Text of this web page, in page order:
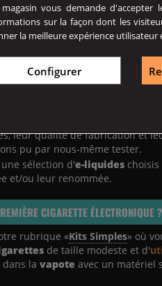
l'univers duvapotagepar
chose aisée…
donc de proposer, en
net, des vapoteuses, ainsi que
par nos soins et adaptés à
d’
leur qualité de fabrication et
pu par nous-même tester.
sélection d'e-liquides
et/ou leur renommée.
CIGARETTE ÉLECTRONIQUE ?
rubrique «Kits Simples» où
de taille modeste et d'
dans lavapote avec un matériel
magasin vous demande
sur la façon dont les
la meilleure expérience
Configurer